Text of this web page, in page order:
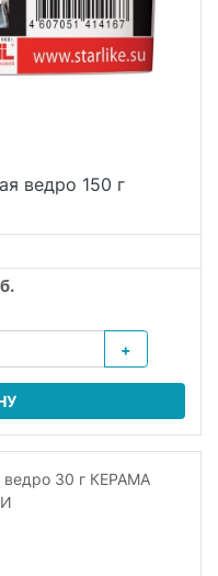
ведро 150 г
+